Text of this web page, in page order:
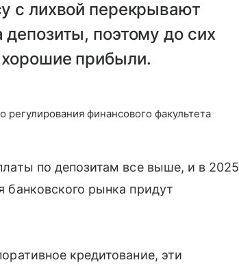
с лихвой перекрывают
поэтому до сих
прибыли.
финансового факультета
по депозитам все выше, и в 2025
банковского рынка придут
кредитование, эти